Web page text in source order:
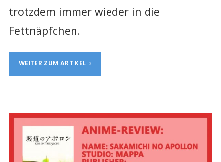
trotzdem immer wieder in die
Fettnäpfchen.
WEITER ZUM ARTIKEL